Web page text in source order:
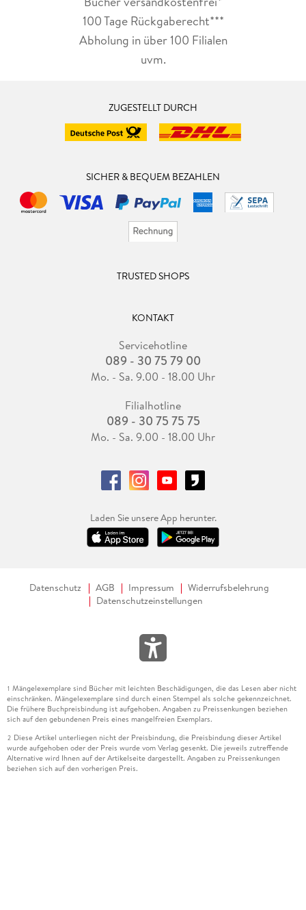
100 Tage Rückgaberecht***
Abholung in über 100 Filialen
uvm.
ZUGESTELLT DURCH
SICHER & BEQUEM BEZAHLEN
TRUSTED SHOPS
KONTAKT
Servicehotline
089 - 30 75 79 00
Mo. - Sa. 9.00 - 18.00 Uhr
Filialhotline
089 - 30 75 75 75
Mo. - Sa. 9.00 - 18.00 Uhr
Laden Sie unsere App herunter.
Datenschutz AGB Impressum
Widerrufsbelehrung
Datenschutzeinstellungen
1 Mängelexemplare sind Bücher mit leichten Beschädigungen, die das Lesen aber nicht
einschränken. Mängelexemplare sind durch einen Stempel als solche gekennzeichnet.
Die frühere Buchpreisbindung ist aufgehoben. Angaben zu Preissenkungen beziehen
sich auf den gebundenen Preis eines mangelfreien Exemplars.
2 Diese Artikel unterliegen nicht der Preisbindung, die Preisbindung dieser Artikel
wurde aufgehoben oder der Preis wurde vom Verlag gesenkt. Die jeweils zutreffende
Alternative wird Ihnen auf der Artikelseite dargestellt. Angaben zu Preissenkungen
beziehen sich auf den vorherigen Preis.